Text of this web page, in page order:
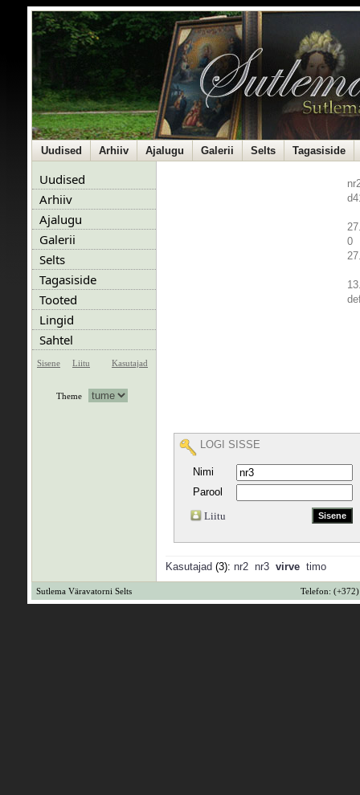
Uudised Arhiiv Ajalugu Galerii Selts Tagasiside
Uudised
Arhiiv
Ajalugu
Galerii
Selts
Tagasiside
Tooted
Lingid
Sahtel
Kasutajad
Sisene Liitu
Theme
0
LOGI SISSE
Nimi
Parool
Liitu
Kasutajad (3): nr2 nr3 virve timo
Sutlema Väravatorni Selts Telefon: